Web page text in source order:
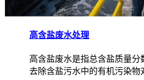
高含盐废水处理
高含盐废水是指总含盐质量分
去除含盐污水中的有机污染物